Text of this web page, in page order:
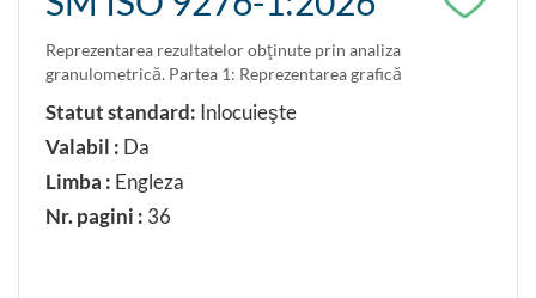
Reprezentarea rezultatelor obţinute prin analiza
granulometrică. Partea 1: Reprezentarea grafică
Statut standard: Inlocuieşte
Valabil : Da
Limba : Engleza
Nr. pagini : 36